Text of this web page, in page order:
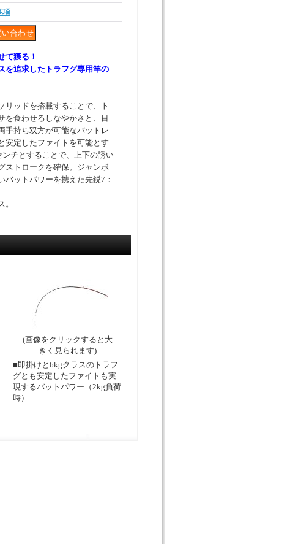
項
て獲る！
を追求したトラフグ専用竿の
リッドを搭載することで、ト
を食わせるしなやかさと、目
手持ち双方が可能なバットレ
安定したファイトを可能とす
チとすることで、上下の誘い
ストロークを確保。ジャンボ
バットパワーを携えた先鋭7：
(画像をクリックすると大
きく見られます)
■即掛けと6kgクラスのトラフ
グとも安定したファイトも実
現するバットパワー（2kg負荷
時）